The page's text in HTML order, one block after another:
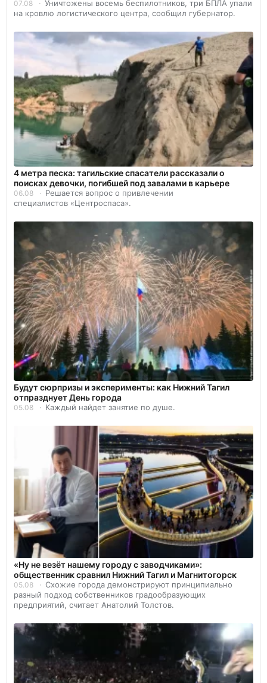
07.08
Уничтожены восемь беспилотников, три БПЛА упали
на кровлю логистического центра, сообщил губернатор.
4 метра песка: тагильские спасатели рассказали о
поисках девочки, погибшей под завалами в карьере
06.08
Решается вопрос о привлечении
специалистов «Центроспаса».
Будут сюрпризы и эксперименты: как Нижний Тагил
отпразднует День города
05.08 Каждый найдет занятие по душе.
«Ну не везёт нашему городу с заводчиками»:
общественник сравнил Нижний Тагил и Магнитогорск
05.08
Схожие города демонстрируют принципиально
разный подход собственников градообразующих
предприятий, считает Анатолий Толстов.